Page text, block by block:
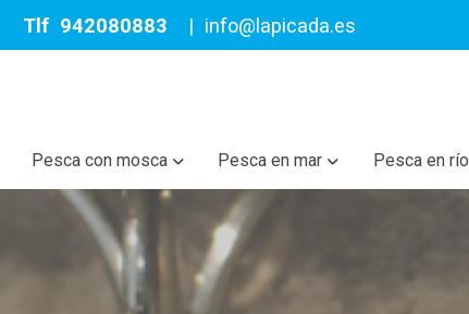
Tlf 942080883 | info@lapicada.es
Pesca con mosca Pesca en mar Pesca en río